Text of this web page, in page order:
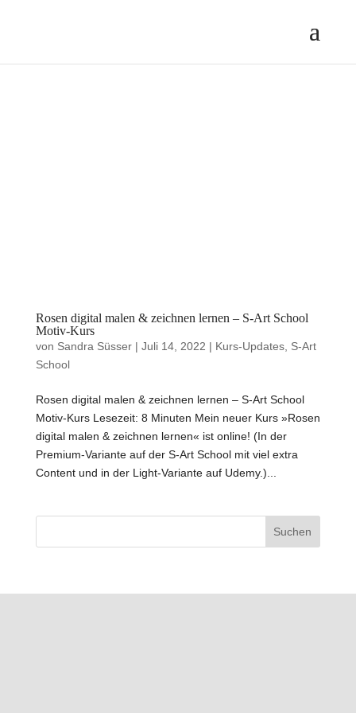
Rosen digital malen & zeichnen lernen – S-Art School
Motiv-Kurs
von Sandra Süsser| Juli 14, 2022 | Kurs-Updates, S-Art
School
Rosen digital malen & zeichnen lernen – S-Art School
Motiv-Kurs Lesezeit: 8 Minuten Mein neuer Kurs »Rosen
digital malen & zeichnen lernen« ist online! (In der
Premium-Variante auf der S-Art School mit viel extra
Content und in der Light-Variante auf Udemy.)...